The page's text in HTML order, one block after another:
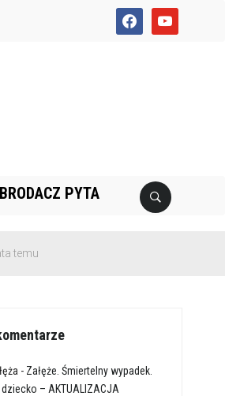
facebookyoutube
BRODACZ PYTA
- Załęże. Śmiertelny wypadek.
– AKTUALIZACJA